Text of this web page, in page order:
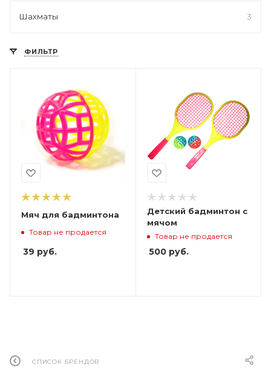
Шахматы 3
ФИЛЬТР
Мяч для бадминтона
Товар не продается
39 руб.
Детский бадминтон с
мячом
Товар не продается
500руб.
СПИСОК БРЕНДОВ